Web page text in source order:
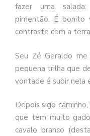
fazer uma
pimentão. É bonito
contraste com a
Seu Zé Geraldo
pequena trilha que
vontade é subir nela
Depois sigo
que tem muito
cavalo branco